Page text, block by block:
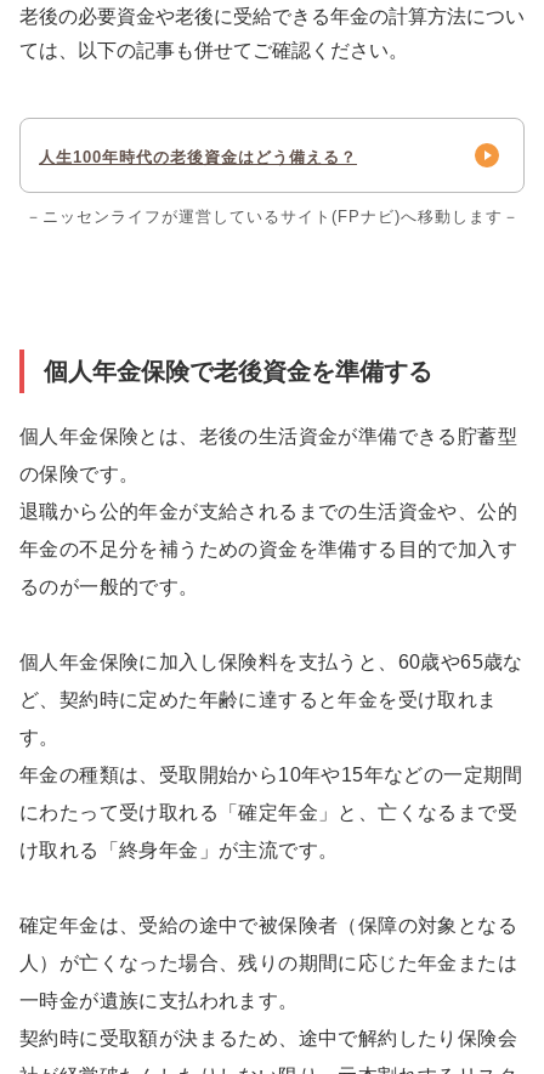
老後の必要資金や老後に受給できる年金の計算方法につい
ては、以下の記事も併せてご確認ください。
人生100年時代の老後資金はどう備える？
－ニッセンライフが運営しているサイト(FPナビ)へ移動します－
個人年金保険で老後資金を準備する
個人年金保険とは、老後の生活資金が準備できる貯蓄型
の保険です。
退職から公的年金が支給されるまでの生活資金や、公的
年金の不足分を補うための資金を準備する目的で加入す
るのが一般的です。
個人年金保険に加入し保険料を支払うと、60歳や65歳な
ど、契約時に定めた年齢に達すると年金を受け取れま
す。
年金の種類は、受取開始から10年や15年などの一定期間
にわたって受け取れる「確定年金」と、亡くなるまで受
け取れる「終身年金」が主流です。
確定年金は、受給の途中で被保険者（保障の対象となる
人）が亡くなった場合、残りの期間に応じた年金または
一時金が遺族に支払われます。
契約時に受取額が決まるため、途中で解約したり保険会